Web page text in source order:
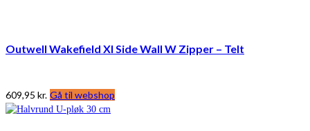
Outwell Wakefield Xl Side Wall W Zipper – Telt
609,95 kr. Gå til webshop